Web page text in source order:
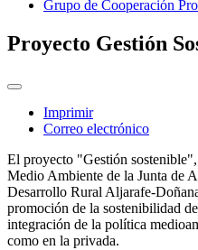
Grupo de Cooperación
Proyecto Gestión
Imprimir
Correo electrónico
El proyecto "Gestión
Medio Ambiente de la Junta de
Desarrollo Rural Aljarafe-
promoción de la sostenibilidad
integración de la política
como en la privada.